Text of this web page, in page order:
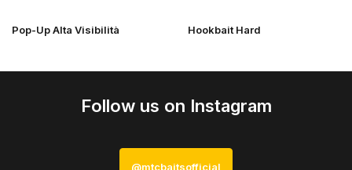
Pop-Up Alta Visibilità Hookbait Hard
Follow us on Instagram
@mtcbaitsofficial